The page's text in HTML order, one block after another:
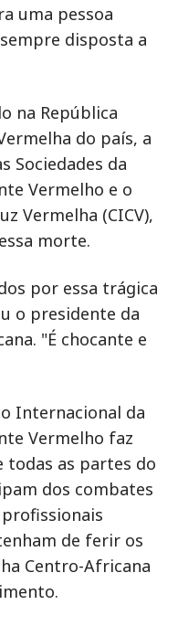
uma pessoa
disposta a
na República
do país, a
Sociedades da
Vermelho e o
Vermelha (CICV),
morte.
por essa trágica
o presidente da
"É chocante e
Internacional da
Vermelho faz
todas as partes do
dos combates
de ferir os
Centro-Africana